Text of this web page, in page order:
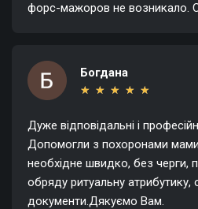
форс-мажоров не возникало.
Богдана
★ ★ ★ ★ ★
★ ★ ★ ★ ★
Дуже відповідальні і
Допомогли з похоронами
необхідне швидко, без черги,
обряду ритуальну
документи.Дякуємо Вам.